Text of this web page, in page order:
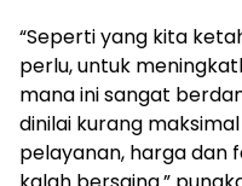
“Seperti yang kita
perlu, untuk
mana ini sangat
dinilai kurang
pelayanan, harga dan